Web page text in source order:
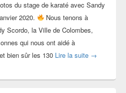
du stage de karaté avec Sandy
2020.
Nous tenons à
Scordo, la Ville de Colombes,
qui nous ont aidé à
bien sûr les 130 Lire la suite Photos
→